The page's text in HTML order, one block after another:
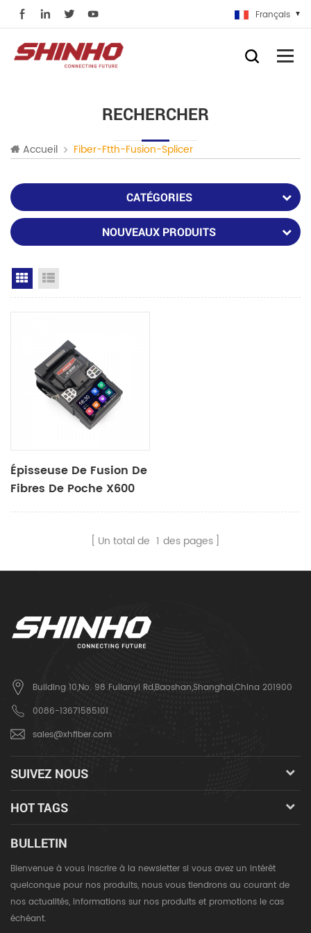
Français
RECHERCHER
Accueil Fiber-Ftth-Fusion-Splicer
CATÉGORIES
NOUVEAUX PRODUITS
Grid View
Épisseuse De Fusion De
Fibres De Poche X600
Un total de 1 des pages
Building 10,No. 98 Fulianyi Rd,Baoshan,Shanghai,China 201900
0086-13671585101
sales@xhfiber.com
SUIVEZ NOUS
HOT TAGS
BULLETIN
Bienvenue à vous inscrire à la newsletter si vous avez un intérêt
quelconque pour nos produits, nous vous tiendrons au courant de
nos actualités, informations sur nos produits et promotions le cas
échéant.